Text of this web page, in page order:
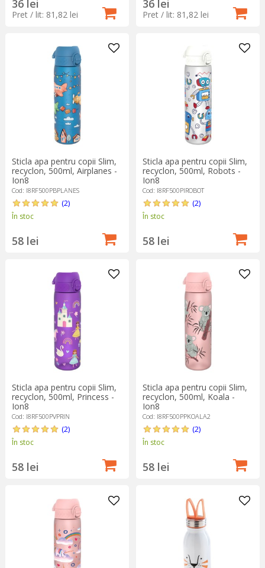
36 lei
Pret / lit: 81,82 lei
36 lei
Pret / lit: 81,82 lei
Sticla apa pentru copii Slim,
recyclon, 500ml, Airplanes -
Ion8
Cod: I8RF500PBPLANES
(2)
În stoc
58 lei
Sticla apa pentru copii Slim,
recyclon, 500ml, Robots -
Ion8
Cod: I8RF500PIROBOT
(2)
În stoc
58 lei
Sticla apa pentru copii Slim,
recyclon, 500ml, Princess -
Ion8
Cod: I8RF500PVPRIN
(2)
În stoc
58 lei
Sticla apa pentru copii Slim,
recyclon, 500ml, Koala -
Ion8
Cod: I8RF500PPKOALA2
(2)
În stoc
58 lei